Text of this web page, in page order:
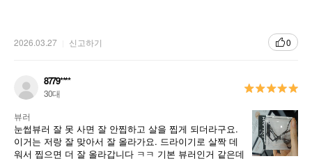
2026.03.27 신고하기 0
8779****
30대
뷰러
눈썹뷰러 잘 못 사면 잘 안찝하고 살을 찝게 되더라구요.
이거는 저랑 잘 맞아서 잘 올라가요. 드라이기로 살짝 데
워서 찝으면 더 잘 올라갑니다 ㅋㅋ 기본 뷰러인거 같은데